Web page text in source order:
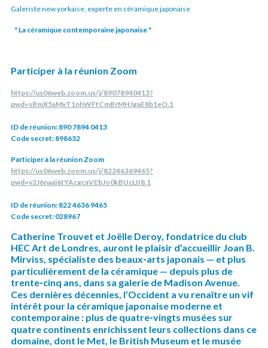
Galeriste new yorkaise, experte en céramique japonaise
" La céramique contemporaine japonaise "
Participer à la réunion Zoom
https://us06web.zoom.us/j/89078940413?
pwd=sBmX5aMxT1nhWFtCmBrMHJgaE8b1eO.1
ID de réunion: 890 7894 0413
Code secret: 898632
Participer à la réunion Zoom
https://us06web.zoom.us/j/82246369465?
pwd=y2J6naai6tYAcgcaVEbJo0kBUcLII8.1
ID de réunion: 822 4636 9465
Code secret: 028967
Catherine Trouvet et Joëlle Deroy, fondatrice du club
HEC Art de Londres, auront le plaisir d’accueillir Joan B.
Mirviss, spécialiste des beaux‑arts japonais — et plus
particulièrement de la céramique — depuis plus de
trente‑cinq ans, dans sa galerie de Madison Avenue.
Ces dernières décennies, l’Occident a vu renaître un vif
intérêt pour la céramique japonaise moderne et
contemporaine : plus de quatre‑vingts musées sur
quatre continents enrichissent leurs collections dans ce
domaine, dont le Met, le British Museum et le musée